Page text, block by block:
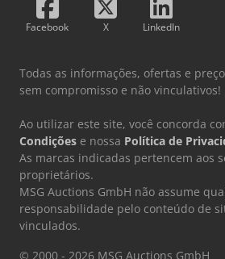
Facebook X LinkedIn
Todas as informações, ofertas e
sem compromisso e não vinculativos!
Ao utilizar este site, você concorda
Condições e nossa Política de
As marcas indicadas pertencem aos
proprietários.
MSG Auctions GmbH não assume
responsabilidade pelo conteúdo de
vinculados.
© 2000 - 2026 MSG Auctions GmbH